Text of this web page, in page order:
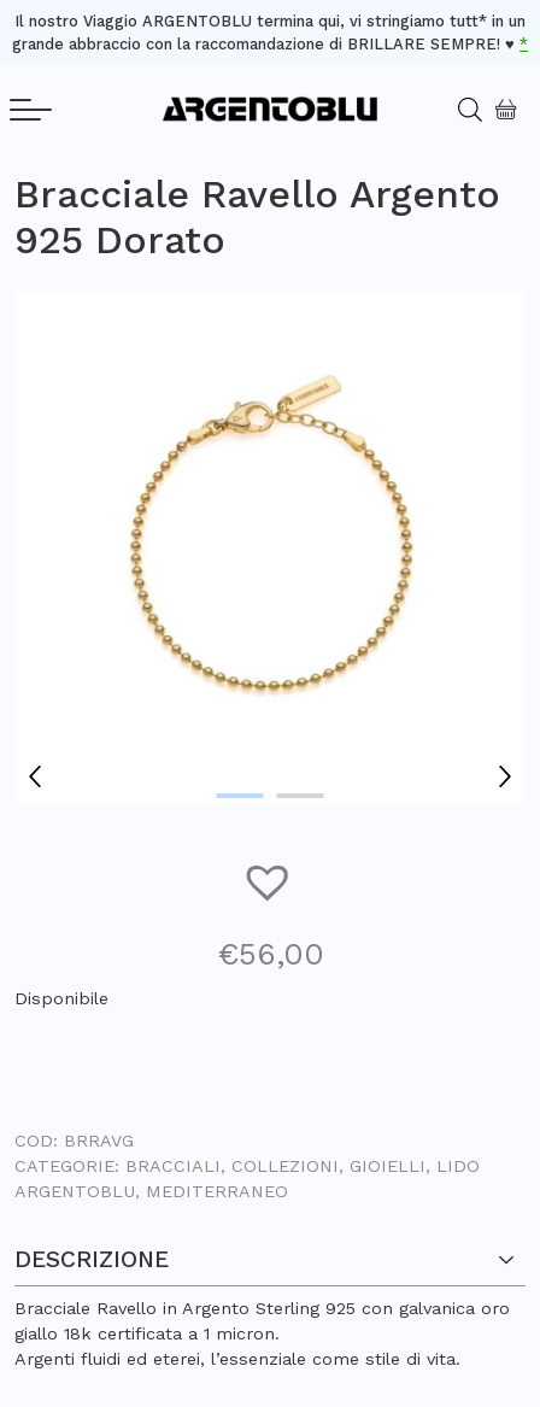
Il nostro Viaggio ARGENTOBLU termina qui, vi stringiamo tutt* in un
grande abbraccio con la raccomandazione di BRILLARE SEMPRE! ♥️ *
Bracciale Ravello Argento
925 Dorato
€56,00
Disponibile
COD: BRRAVG
CATEGORIE: BRACCIALI, COLLEZIONI, GIOIELLI, LIDO
ARGENTOBLU, MEDITERRANEO
DESCRIZIONE
Bracciale Ravello in Argento Sterling 925 con galvanica oro
giallo 18k certificata a 1 micron.
Argenti fluidi ed eterei, l’essenziale come stile di vita.